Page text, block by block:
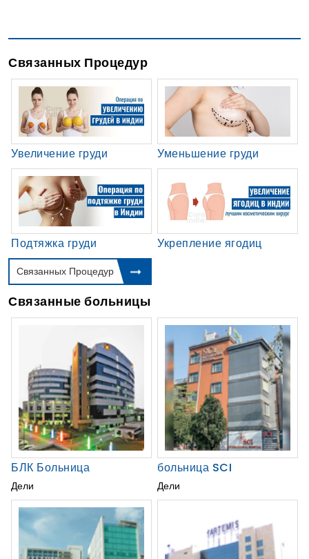
Связанных Процедур
Увеличение груди Уменьшение груди
Подтяжка груди Укрепление ягодиц
Связанных Процедур
Связанные больницы
БЛК Больница
Дели
больница SCI
Дели